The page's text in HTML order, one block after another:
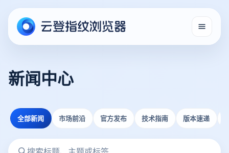
新闻中心
全部新闻 市场前沿 官方发布 技术指南 版本速递